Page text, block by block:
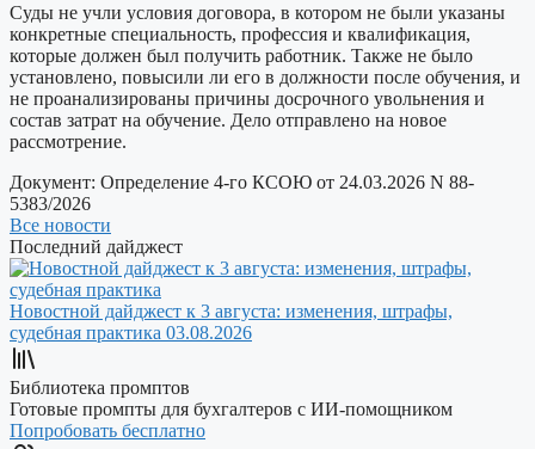
Суды не учли условия договора, в котором не были указаны
конкретные специальность, профессия и квалификация,
которые должен был получить работник. Также не было
установлено, повысили ли его в должности после обучения, и
не проанализированы причины досрочного увольнения и
состав затрат на обучение. Дело отправлено на новое
рассмотрение.
Документ: Определение 4-го КСОЮ от 24.03.2026 N 88-
5383/2026
Все новости
Последний дайджест
Новостной дайджест к 3 августа: изменения, штрафы,
судебная практика 03.08.2026
Библиотека промптов
Готовые промпты для бухгалтеров с ИИ-помощником
Попробовать бесплатно